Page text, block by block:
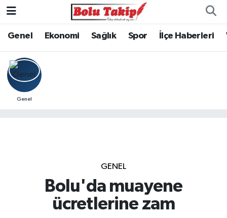
Genel Ekonomi Sağlık Spor İlçe Haberleri
Genel
GENEL
Bolu'da muayene
ücretlerine zam